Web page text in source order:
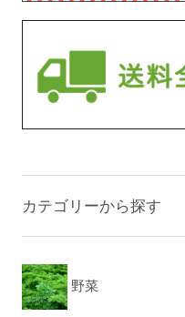
カテゴリーから探す
野菜